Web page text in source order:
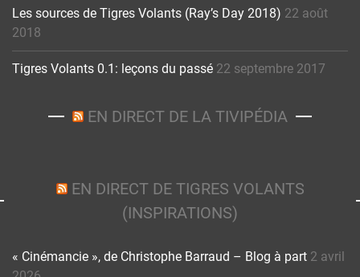
Les sources de Tigres Volants (Ray’s Day 2018) 22 août
2018
Tigres Volants 0.1: leçons du passé 22 septembre 2017
EN DIRECT DE LA TIVIPÉDIA
EN DIRECT DE TIGRES VOLANTS
(INSPIRATIONS)
« Cinémancie », de Christophe Barraud – Blog à part 2 avril